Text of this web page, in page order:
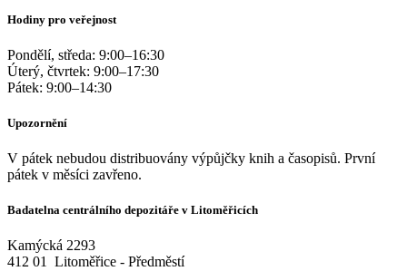
Hodiny pro veřejnost
Pondělí, středa: 9:00–16:30
Úterý, čtvrtek: 9:00–17:30
Pátek: 9:00–14:30
Upozornění
V pátek nebudou distribuovány výpůjčky knih a časopisů. První
pátek v měsíci zavřeno.
Badatelna centrálního depozitáře v Litoměřicích
Kamýcká 2293
412 01 Litoměřice - Předměstí